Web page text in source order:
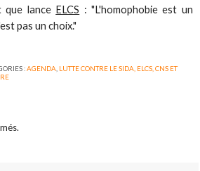
que lance ELCS : "L'homophobie est un
pas un choix."
:AGENDA LUTTE CONTRE LE SIDA, ELCS, CNS ET